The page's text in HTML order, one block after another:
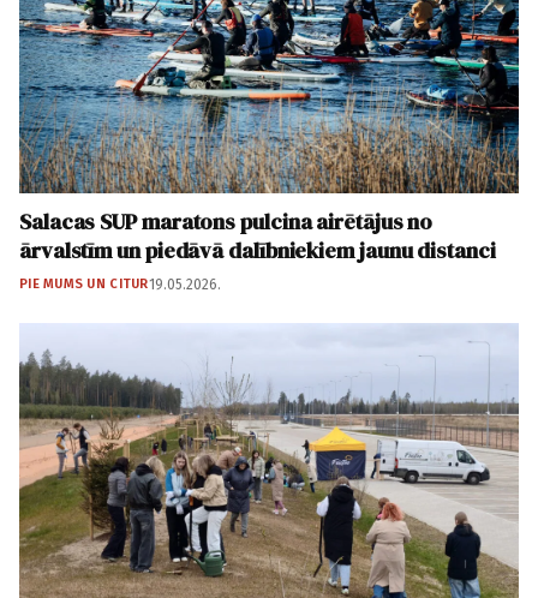
Salacas SUP maratons pulcina airētājus no
ārvalstīm un piedāvā dalībniekiem jaunu distanci
PIE MUMS UN CITUR19.05.2026.